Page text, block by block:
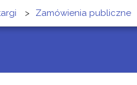
> Zamówienia publiczne